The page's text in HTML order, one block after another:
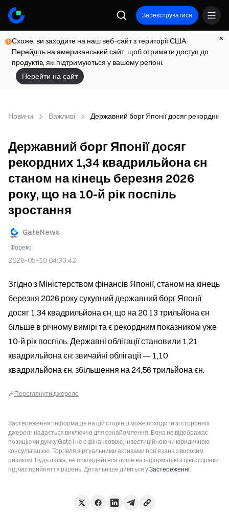
Зареєструватися
Схоже, ви заходите на наш веб-сайт з території США.
Перейдіть на американський сайт, щоб отримати доступ до
продуктів, які підтримуються у вашому регіоні.
Перейти на сайт
Новини Важливі Державний борг Японії досяг рекордних
Державний борг Японії досяг
рекордних 1,34 квадрильйона єн
станом на кінець березня 2026
року, що на 10-й рік поспіль
зростання
GateNews
Форекс
2026-05-10 04:33:42
Згідно з Міністерством фінансів Японії, станом на кінець
березня 2026 року сукупний державний борг Японії
досяг 1,34 квадрильйона єн, що на 20,13 трильйона єн
більше в річному вимірі та є рекордним показником уже
10-й рік поспіль. Державні облігації становили 1,21
квадрильйона єн: звичайні облігації — 1,10
квадрильйона єн, збільшення на 24,56 трильйона єн.
Переглянути джерело
Застереження: інформація на цій сторінці може походити зі сторонніх
джерел і надається виключно для ознайомлення. Вона не відображає
позицію чи думку Gate і не є фінансовою, інвестиційною чи юридичною
консультацією. Торгівля віртуальними активами пов’язана з високим
ризиком. Будь ласка, не покладайтеся лише на інформацію з цієї сторінки
під час прийняття рішень. Детальніше дивіться уЗастереженні.